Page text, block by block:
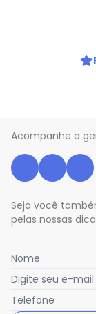
Gracinha -
REFERENCIA : 0084
MARCA : Gracinha
ACABAMENTO :
DETALHES :
GÊNERO : Female
GRUPO DE IDADE
MATERIAL DO
Acompanhe a
Seja você
pelas nossas
Nome
Digite seu e-mail
Telefone